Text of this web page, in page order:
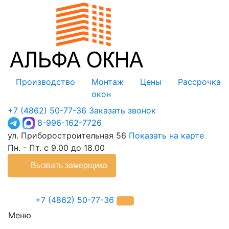
Производство
Монтаж
окон
Цены Рассрочка
+7 (4862) 50-77-36 Заказать звонок
8-996-162-7726
ул. Приборостроительная 56 Показать на карте
Пн. - Пт. с 9.00 до 18.00
Вызвать замерщика
+7 (4862) 50-77-36
Меню